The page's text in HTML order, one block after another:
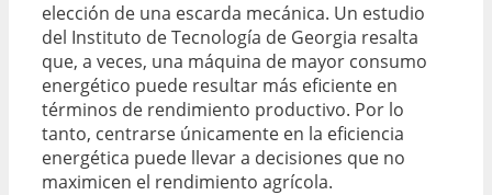
elección de una escarda mecánica. Un estudio
del Instituto de Tecnología de Georgia resalta
que, a veces, una máquina de mayor consumo
energético puede resultar más eficiente en
términos de rendimiento productivo. Por lo
tanto, centrarse únicamente en la eficiencia
energética puede llevar a decisiones que no
maximicen el rendimiento agrícola.